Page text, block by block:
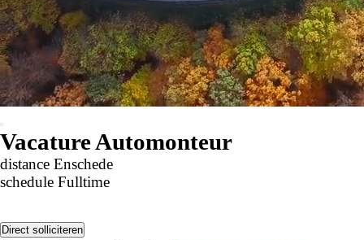
Vacature Automonteur
distance Enschede
schedule Fulltime
Direct solliciteren